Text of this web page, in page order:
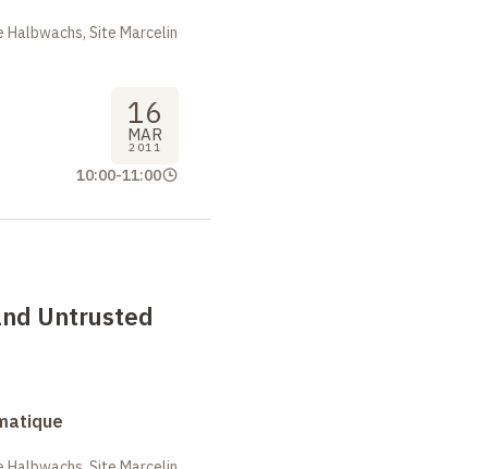
Site Marcelin
16
MAR
2011
10:00-11:00
Untrusted